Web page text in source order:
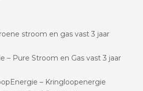
stroom en gas vast 3 jaar
– Pure Stroom en Gas vast 3 jaar
– Kringloopenergie